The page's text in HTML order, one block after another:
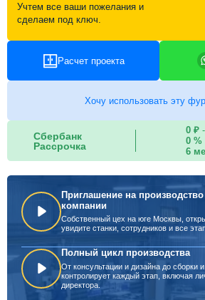
Учтем все ваши пожелания и
сделаем под ключ.
Расчет проекта
Хочу использовать эту
Сбербанк
Рассрочка
0 ₽-
0 %
6
Приглашение на
компании
Собственный цех на юге Москвы,
увидите станки, сотрудников и все
Полный цикл производства
От консультации и дизайна до сборки
контролирует каждый этап, включая
директора.